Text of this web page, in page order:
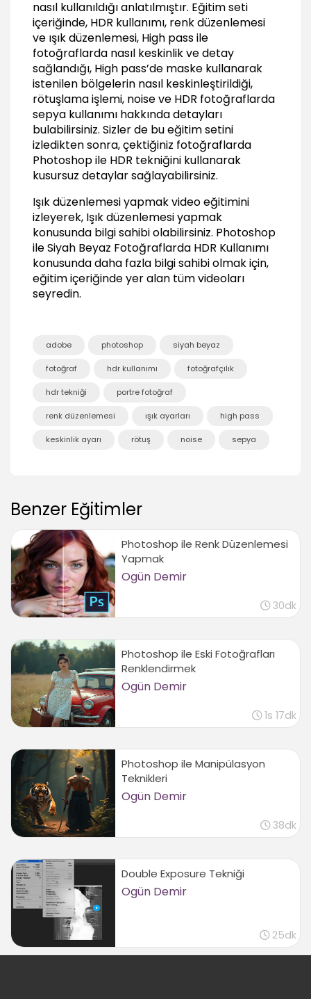
nasıl kullanıldığı anlatılmıştır. Eğitim seti
içeriğinde, HDR kullanımı, renk düzenlemesi
ve ışık düzenlemesi, High pass ile
fotoğraflarda nasıl keskinlik ve detay
sağlandığı, High pass’de maske kullanarak
istenilen bölgelerin nasıl keskinleştirildiği,
rötuşlama işlemi, noise ve HDR fotoğraflarda
sepya kullanımı hakkında detayları
bulabilirsiniz. Sizler de bu eğitim setini
izledikten sonra, çektiğiniz fotoğraflarda
Photoshop ile HDR tekniğini kullanarak
kusursuz detaylar sağlayabilirsiniz.
Işık düzenlemesi yapmak video eğitimini
izleyerek, Işık düzenlemesi yapmak
konusunda bilgi sahibi olabilirsiniz. Photoshop
ile Siyah Beyaz Fotoğraflarda HDR Kullanımı
konusunda daha fazla bilgi sahibi olmak için,
eğitim içeriğinde yer alan tüm videoları
seyredin.
adobe photoshop siyah beyaz
fotoğraf hdr kullanımı fotoğrafçılık
hdr tekniği portre fotoğraf
renk düzenlemesi ışık ayarları high pass
keskinlik ayarı rötuş noise sepya
Benzer Eğitimler
Photoshop ile Renk Düzenlemesi
Yapmak
Ogün Demir
30dk
Photoshop ile Eski Fotoğrafları
Renklendirmek
Ogün Demir
1s 17dk
Photoshop ile Manipülasyon
Teknikleri
Ogün Demir
38dk
Double Exposure Tekniği
Ogün Demir
25dk